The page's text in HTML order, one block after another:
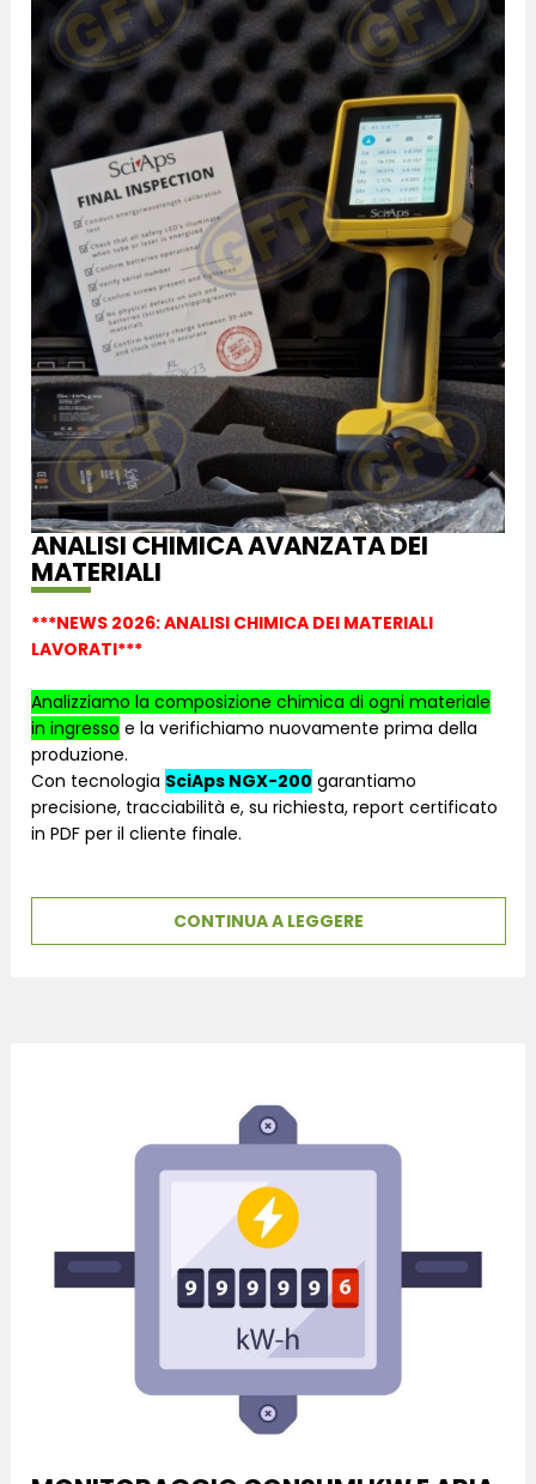
ANALISI CHIMICA AVANZATA DEI
MATERIALI
***NEWS 2026: ANALISI CHIMICA DEI MATERIALI
LAVORATI***
Analizziamo la composizione chimica di ogni materiale
in ingresso e la verifichiamo nuovamente prima della
produzione.
Con tecnologia SciAps NGX-200 garantiamo
precisione, tracciabilità e, su richiesta, report certificato
in PDF per il cliente finale.
CONTINUA A LEGGERE